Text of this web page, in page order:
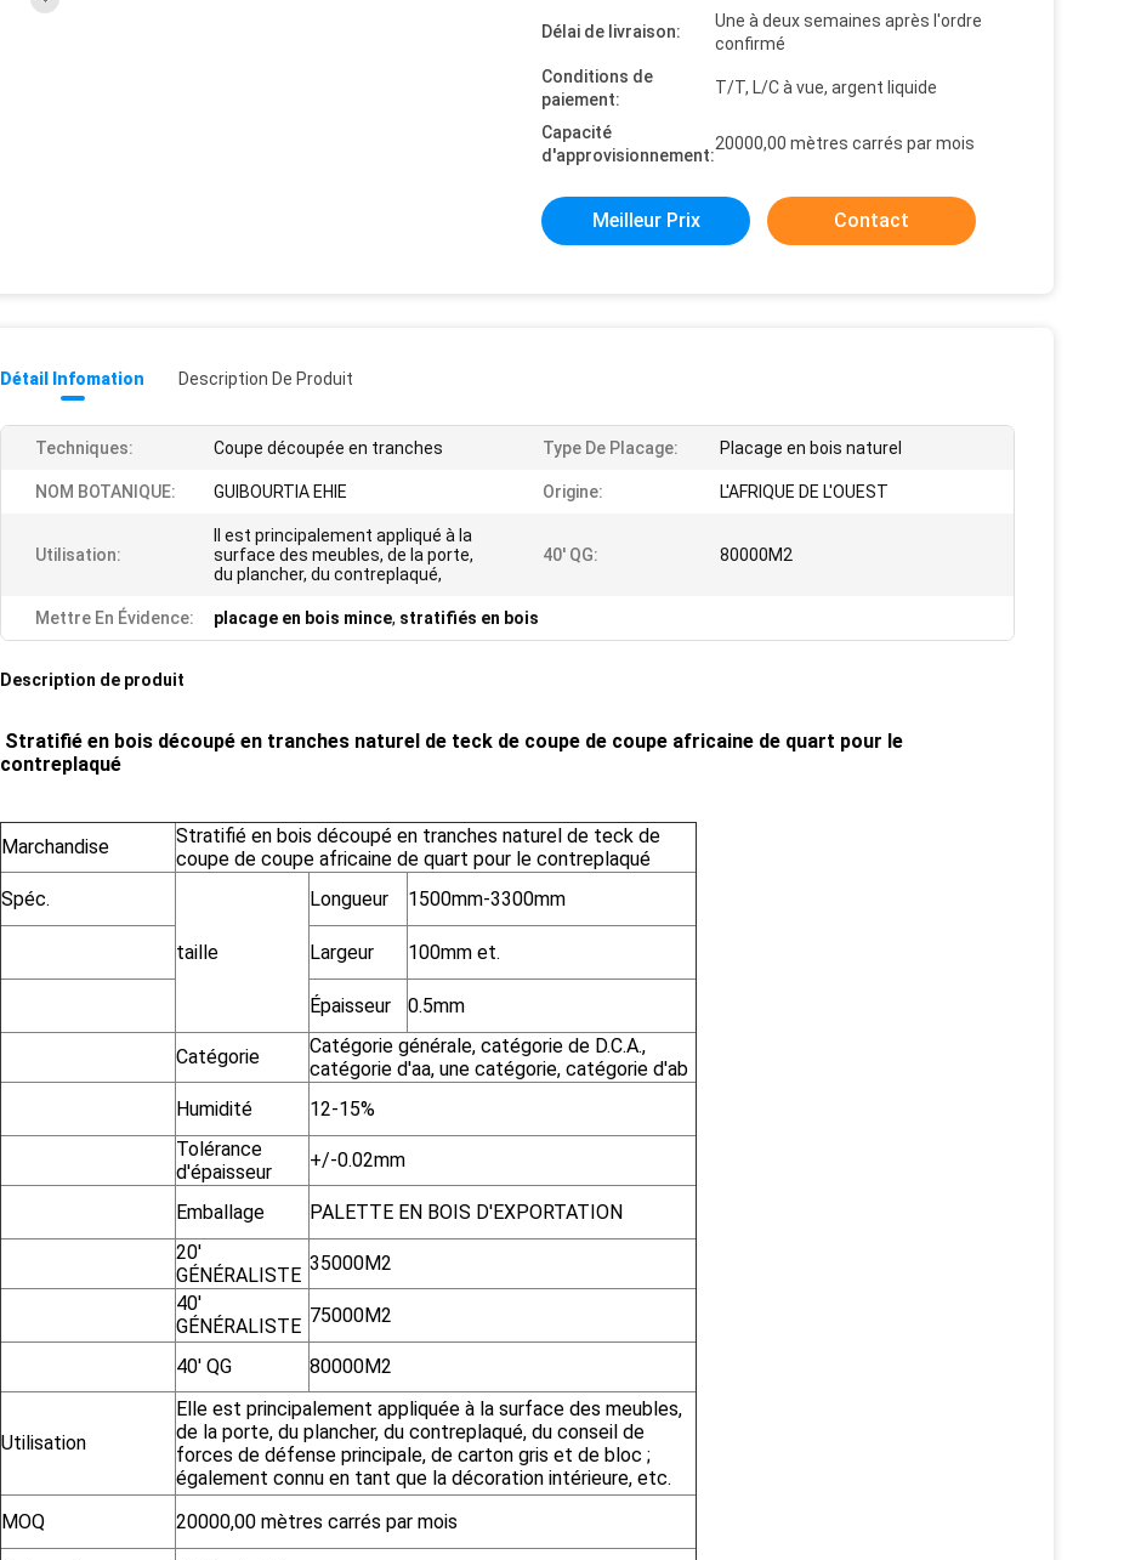
Délai de livraison:
Une à deux semaines après l'ordre
confirmé
Conditions de
paiement:
T/T, L/C à vue, argent liquide
Capacité
d'approvisionnement:
20000,00 mètres carrés par mois
Meilleur Prix Contact
Détail Infomation Description De Produit
Techniques: Coupe découpée en tranches Type De Placage: Placage en bois naturel
NOM BOTANIQUE: GUIBOURTIA EHIE Origine: L'AFRIQUE DE L'OUEST
Utilisation:
Il est principalement appliqué à la
surface des meubles, de la porte,
du plancher, du contreplaqué,
40' QG: 80000M2
Mettre En Évidence: placage en bois mince, stratifiés en bois
Description de produit
Stratifié en bois découpé en tranches naturel de teck de coupe de coupe africaine de quart pour le
contreplaqué
Marchandise
Stratifié en bois découpé en tranches naturel de teck de
coupe de coupe africaine de quart pour le contreplaqué
Spéc.
taille
Longueur 1500mm-3300mm
Largeur 100mm et.
Épaisseur 0.5mm
Catégorie
Catégorie générale, catégorie de D.C.A.,
catégorie d'aa, une catégorie, catégorie d'ab
Humidité
12-15%
Tolérance
d'épaisseur
+/-0.02mm
Emballage
PALETTE EN BOIS D'EXPORTATION
20'
GÉNÉRALISTE
35000M2
40'
GÉNÉRALISTE 75000M2
40' QG 80000M2
Utilisation
Elle est principalement appliquée à la surface des meubles,
de la porte, du plancher, du contreplaqué, du conseil de
forces de défense principale, de carton gris et de bloc ;
également connu en tant que la décoration intérieure, etc.
MOQ
20000,00 mètres carrés par mois